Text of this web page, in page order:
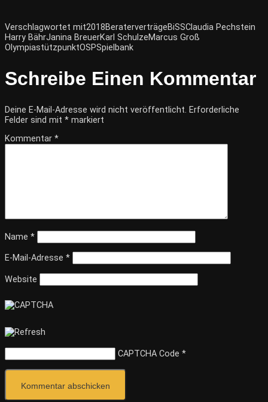
Verschlagwortet mit2018BeraterverträgeBiSSClaudia Pechstein
Harry BährJanina BreuerKarl SchulzeMarcus Groß
OlympiastützpunktOSPSpielbank
Schreibe Einen Kommentar
Deine E-Mail-Adresse wird nicht veröffentlicht. Erforderliche
Felder sind mit * markiert
Kommentar *
Name *
E-Mail-Adresse *
Website
CAPTCHA Code *